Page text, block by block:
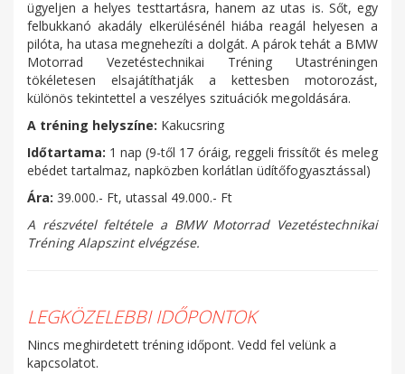
ügyeljen a helyes testtartásra, hanem az utas is. Sőt, egy
felbukkanó akadály elkerülésénél hiába reagál helyesen a
pilóta, ha utasa megnehezíti a dolgát. A párok tehát a BMW
Motorrad Vezetéstechnikai Tréning Utastréningen
tökéletesen elsajátíthatják a kettesben motorozást,
különös tekintettel a veszélyes szituációk megoldására.
A tréning helyszíne: Kakucsring
Időtartama: 1 nap (9-től 17 óráig, reggeli frissítőt és meleg
ebédet tartalmaz, napközben korlátlan üdítőfogyasztással)
Ára: 39.000.- Ft, utassal 49.000.- Ft
A részvétel feltétele a BMW Motorrad Vezetéstechnikai
Tréning Alapszint elvégzése.
LEGKÖZELEBBI IDŐPONTOK
Nincs meghirdetett tréning időpont. Vedd fel velünk a
kapcsolatot.